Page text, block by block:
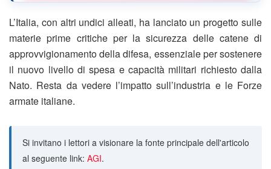
L’Italia, con altri undici alleati, ha lanciato un progetto sulle
materie prime critiche per la sicurezza delle catene di
approvvigionamento della difesa, essenziale per sostenere
il nuovo livello di spesa e capacità militari richiesto dalla
Nato. Resta da vedere l’impatto sull’industria e le Forze
armate italiane.
Si invitano i lettori a visionare la fonte principale dell'articolo
al seguente link: AGI.